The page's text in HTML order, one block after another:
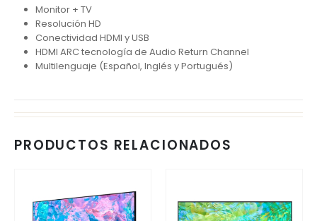
Monitor + TV
Resolución HD
Conectividad HDMI y USB
HDMI ARC tecnología de Audio Return Channel
Multilenguaje (Español, Inglés y Portugués)
PRODUCTOS RELACIONADOS